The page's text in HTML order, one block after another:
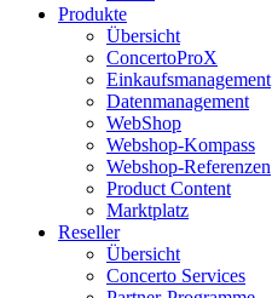
Produkte
Übersicht
ConcertoProX
Einkaufsmanagement
Datenmanagement
WebShop
Webshop-Kompass
Webshop-Referenzen
Product Content
Marktplatz
Reseller
Übersicht
Concerto Services